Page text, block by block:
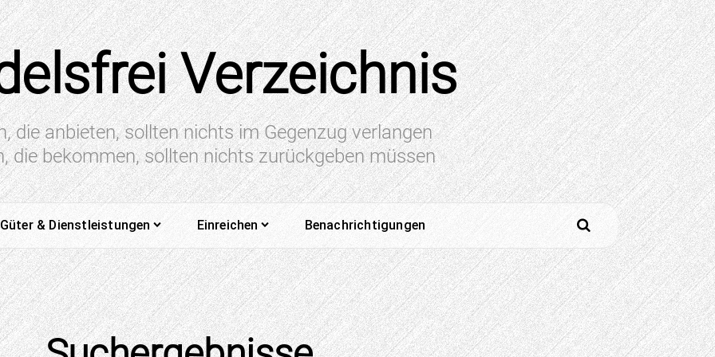
Verzeichnis
die anbieten, sollten nichts im Gegenzug verlangen
die bekommen, sollten nichts zurückgeben müssen
Güter & Dienstleistungen Einreichen Benachrichtigungen